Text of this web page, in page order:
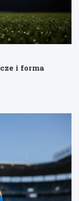
i forma